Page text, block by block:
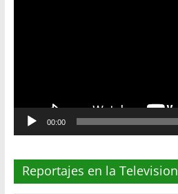
00:00
Reportajes en la Television